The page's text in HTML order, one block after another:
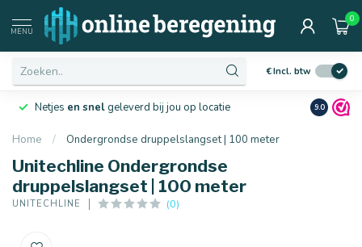
MENU
0
€Incl. btw
Netjes en snelgeleverd bij jou op locatie Ruim10
9.0
Home / Ondergrondse druppelslangset | 100 meter
Unitechline Ondergrondse
druppelslangset | 100 meter
UNITECHLINE (0)